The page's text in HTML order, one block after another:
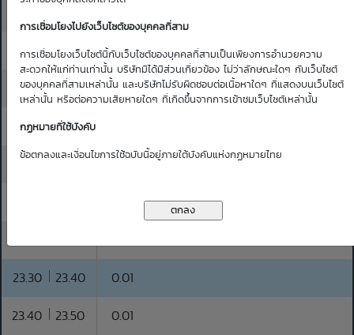
การเชื่อมโยงไปยังเว็บไซต์ของบุคคลที่สาม
การเชื่อมโยงเว็บไซต์นี้กับเว็บไซต์ของบุคคลที่สามเป็นเพียงการอำนวยความ
สะดวกให้แก่ท่านเท่านั้น บริษัทมิได้มีส่วนเกี่ยวข้อง ไม่ว่าลักษณะใดๆ กับเว็บไซต์
ของบุคคลที่สามเหล่านั้น และบริษัทไม่รับผิดชอบต่อเนื้อหาใดๆ ที่แสดงบนเว็บไซต์
เหล่านั้น หรือต่อความเสียหายใดๆ ที่เกิดขึ้นจากการเข้าชมเว็บไซต์เหล่านั้น
กฏหมายที่ใช้บังคับ
ข้อตกลงและเงื่อนไขการใช้ฉบับนี้อยู่ภายใต้บังคับแห่งกฏหมายไทย
22.70 22.80 0.01
22.80 22.90 0.01
22.90 23.00
23.00 23.10 0.01
23.30 23.40 0.01
23.40 23.50 0.01